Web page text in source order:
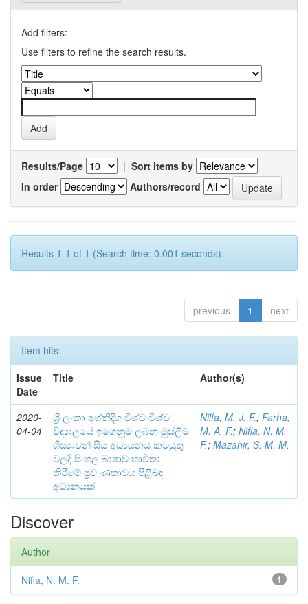
Add filters:
Use filters to refine the search results.
Results/Page | Sort items by
In order
Authors/record
Results 1-1 of 1 (Search time: 0.001 seconds).
previous 1 next
Item hits:
Issue
Date
Title Author(s)
2020-
04-04
ශ්‍රී ලංකා අග්නිදිග විශ්ව විශ්ව
විද්‍යාලයේ ඉගෙනුම ලබන මුස්ලිම්
ශිස්‍යාවන් සිය අධ්‍යයනය කටයුතු
වලදී සිංහල බාෂාව භාවිතා
කිරීමේ ප්‍රව ණතාවය පිළිබඳ
අධ්‍යනයක්
Nilfa, M. J. F.; Farha,
M. A. F.; Nifla, N. M.
F.; Mazahir, S. M. M.
Discover
Author
1
Nifla, N. M. F.